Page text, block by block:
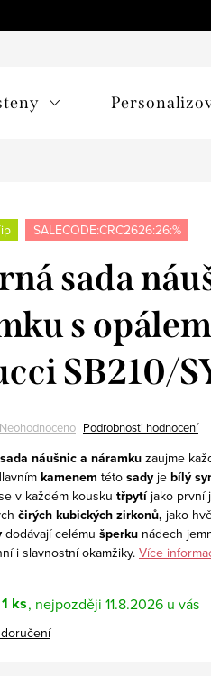
SALECODE:CRC2626:26:%
sada
s
SB210/
Neohodnoceno Podrobnosti hodnocení
náušnic a náramku zaujme
kamenem této sady je bílý
v každém kousku třpytíjako první
čirých kubických zirkonů, jako
dodávají celému šperku nádech
i slavnostní okamžiky. Více
1 ks 11.8.2026